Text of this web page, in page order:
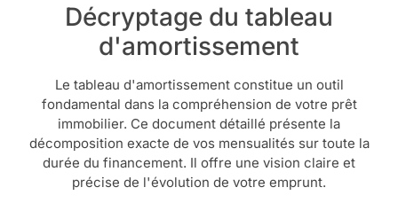
Décryptage du tableau
d'amortissement
Le tableau d'amortissement constitue un outil
fondamental dans la compréhension de votre prêt
immobilier. Ce document détaillé présente la
décomposition exacte de vos mensualités sur toute la
durée du financement. Il offre une vision claire et
précise de l'évolution de votre emprunt.